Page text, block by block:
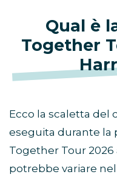
Qual è
Together
Ecco la scaletta del
eseguita durante la
Together Tour
potrebbe variare